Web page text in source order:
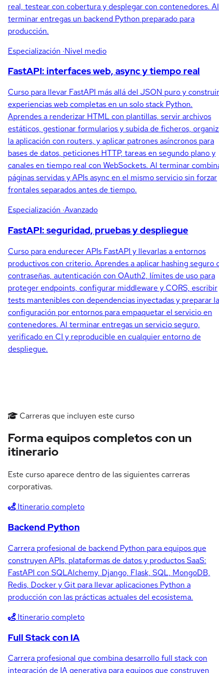
real, testear con cobertura y desplegar con contenedores. Al
terminar entregas un backend Python preparado para
producción.
Especialización ·Nivel medio
FastAPI: interfaces web, async y tiempo real
Curso para llevar FastAPI más allá del JSON puro y construir
experiencias web completas en un solo stack Python.
Aprendes a renderizar HTML con plantillas, servir archivos
estáticos, gestionar formularios y subida de ficheros,
la aplicación con routers, y aplicar patrones asíncronos para
bases de datos, peticiones HTTP, tareas en segundo plano y
canales en tiempo real con WebSockets. Al terminar
páginas servidas y APIs async en el mismo servicio sin forzar
frontales separados antes de tiempo.
Especialización ·Avanzado
FastAPI: seguridad, pruebas y despliegue
Curso para endurecer APIs FastAPI y llevarlas a entornos
productivos con criterio. Aprendes a aplicar hashing seguro
contraseñas, autenticación con OAuth2, límites de uso para
proteger endpoints, configurar middleware y CORS, escribir
tests mantenibles con dependencias inyectadas y preparar la
configuración por entornos para empaquetar el servicio en
contenedores. Al terminar entregas un servicio seguro,
verificado en CI y reproducible en cualquier entorno de
despliegue.
Carreras que incluyen este curso
Forma equipos completos con un
itinerario
Este curso aparece dentro de las siguientes carreras
corporativas.
Itinerario completo
Backend Python
Carrera profesional de backend Python para equipos que
construyen APIs, plataformas de datos y productos SaaS:
FastAPI con SQLAlchemy, Django, Flask, SQL, MongoDB,
Redis, Docker y Git para llevar aplicaciones Python a
producción con las prácticas actuales del ecosistema.
Itinerario completo
Full Stack con IA
Carrera profesional que combina desarrollo full stack con
integración de IA generativa para equipos que construyen